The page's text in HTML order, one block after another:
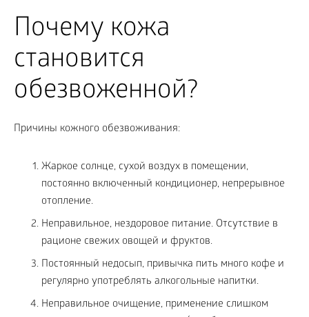
Почему кожа
становится
обезвоженной?
Причины кожного обезвоживания:
Жаркое солнце, сухой воздух в помещении,
постоянно включенный кондиционер, непрерывное
отопление.
Неправильное, нездоровое питание. Отсутствие в
рационе свежих овощей и фруктов.
Постоянный недосып, привычка пить много кофе и
регулярно употреблять алкогольные напитки.
Неправильное очищение, применение слишком